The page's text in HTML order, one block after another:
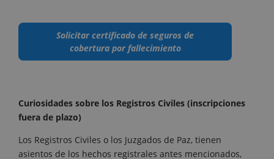
Solicitar certificado de seguros de
cobertura por fallecimiento
Curiosidades sobre los Registros Civiles (inscripciones
fuera de plazo)
Los Registros Civiles o los Juzgados de Paz, tienen
asientos de los hechos registrales antes mencionados,